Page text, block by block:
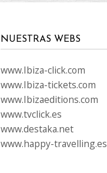
NUESTRAS WEBS
www.Ibiza-click.com
www.Ibiza-tickets.com
www.Ibizaeditions.com
www.tvclick.es
www.destaka.net
www.happy-travelling.es